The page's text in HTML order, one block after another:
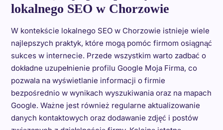
lokalnego SEO w Chorzowie
W kontekście lokalnego SEO w Chorzowie istnieje wiele
najlepszych praktyk, które mogą pomóc firmom osiągnąć
sukces w internecie. Przede wszystkim warto zadbać o
dokładne uzupełnienie profilu Google Moja Firma, co
pozwala na wyświetlanie informacji o firmie
bezpośrednio w wynikach wyszukiwania oraz na mapach
Google. Ważne jest również regularne aktualizowanie
danych kontaktowych oraz dodawanie zdjęć i postów